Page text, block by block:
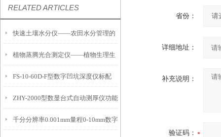
RELATED ARTICLES
快速土壤水分仪——农田水分管理的
便携式检测工具
植物蒸腾光合测定仪——植物生理生
态的实时监测设备
FS-10-60D-F型数字凹坑深度仪标配
IP54级表头分辨率0.01mm量程
10mm！
ZHY-2000型数显台式自动测厚仪功能
特点
千分分辨率0.001mm量程0-10mm数字
省份：
详细地址：
补充说明：
验证码：